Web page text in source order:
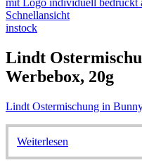
Schnellansicht
instock
Lindt
Werbebox, 20g
Lindt Ostermischung in
Weiterlesen